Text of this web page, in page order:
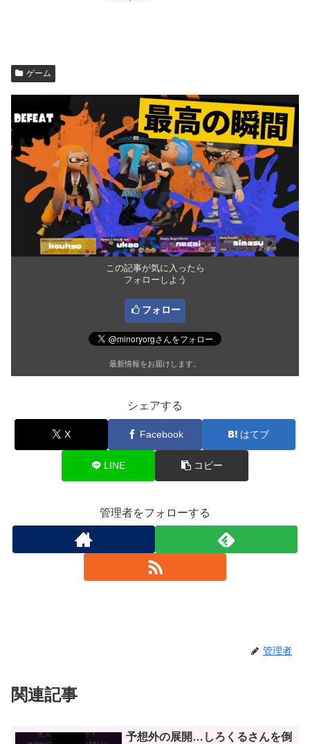
ゲーム
この記事が気に入ったら
フォローしよう
フォロー
最新情報をお届けします。
シェアする
X Facebook はてブ
LINE コピー
管理者をフォローする
管理者
関連記事
予想外の展開…しろくるさんを倒